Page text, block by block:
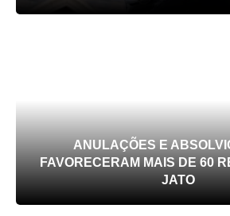
ANULAÇÕES E
FAVORECERAM MAIS DE 60
JATO